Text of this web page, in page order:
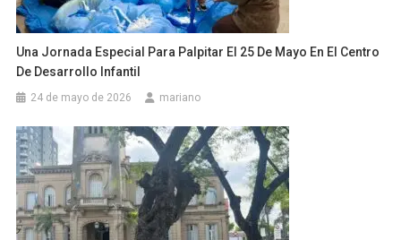
Una Jornada Especial Para Palpitar El 25 De Mayo En El Centro
De Desarrollo Infantil
24 de mayo de 2026 mariano